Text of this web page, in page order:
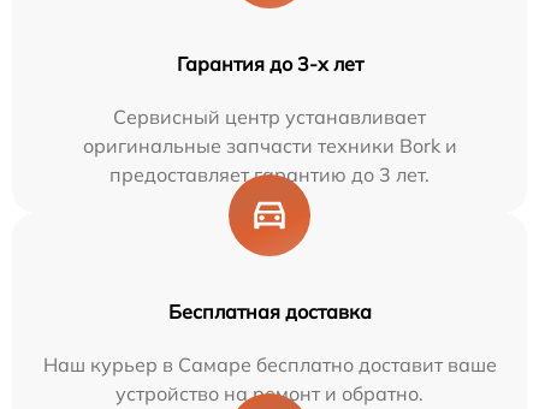
Гарантия до 3-х лет
Сервисный центр устанавливает
оригинальные запчасти техники Bork и
предоставляет гарантию до 3 лет.
Бесплатная доставка
Наш курьер в Самаре бесплатно доставит ваше
устройство на ремонт и обратно.